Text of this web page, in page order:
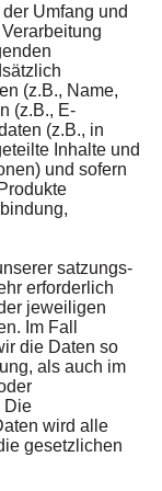
Umfang und
(z.B., Name,
(z.B., E-
(z.B., in
Inhalte und
und sofern
satzungs-
erforderlich
jeweiligen
Im Fall
die Daten so
als auch im
Die
wird alle
gesetzlichen